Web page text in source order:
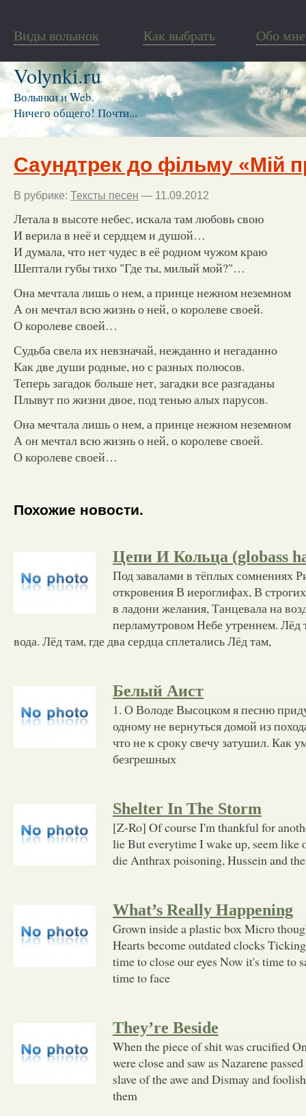
Виды волынок Как выбрать Обо мне
Volynki.ru
Волынки и Web.
Ничего общего! Почти...
Саундтрек до фільму «Мій
В рубрике: Тексты песен — 11.09.2012
Летала в высоте небес, искала там любовь свою
И верила в неё и сердцем и душой…
И думала, что нет чудес в её родном чужом краю
Шептали губы тихо "Где ты, милый мой?"…
Она мечтала лишь о нем, а принце нежном неземном
А он мечтал всю жизнь о ней, о королеве своей.
О королеве своей…
Судьба свела их невзначай, нежданно и негаданно
Как две души родные, но с разных полюсов.
Теперь загадок больше нет, загадки все разгаданы
Плывут по жизни двое, под тенью алых парусов.
Она мечтала лишь о нем, а принце нежном неземном
А он мечтал всю жизнь о ней, о королеве своей.
О королеве своей…
Похожие новости.
Цепи И Кольца (globass
Под завалами в тёплых сомнениях
откровения В иероглифах, В
в ладони желания, Танцевала на
перламутровом Небе утреннем. Лёд
вода. Лёд там, где два сердца сплетались Лёд там,
Белый Аист
1. О Володе Высоцком я песню
одному не вернуться домой из
что не к сроку свечу затушил. Как
безгрешных
Shelter In The Storm
[Z-Ro] Of course I'm thankful for
lie But everytime I wake up, seem like
die Anthrax poisoning, Hussein and
What’s Really Happening
Grown inside a plastic box Micro
Hearts become outdated clocks
time to close our eyes Now it's time to
time to face
They’re Beside
When the piece of shit was crucified
were close and saw as Nazarene
slave of the awe and Dismay and
them